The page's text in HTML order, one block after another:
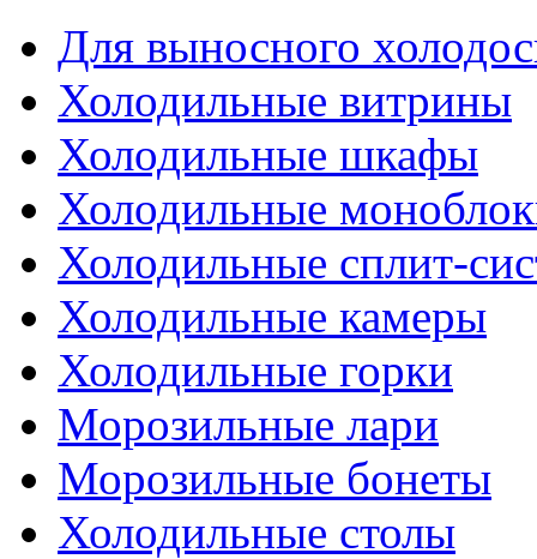
Для выносного
Холодильные витрины
Холодильные шкафы
Холодильные
Холодильные сплит-
Холодильные камеры
Холодильные горки
Морозильные лари
Морозильные бонеты
Холодильные столы